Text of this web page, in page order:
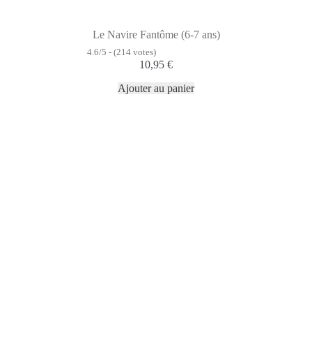
Le Navire Fantôme (6-7 ans)
4.6/5 - (214 votes)
10,95 €
Ajouter au panier